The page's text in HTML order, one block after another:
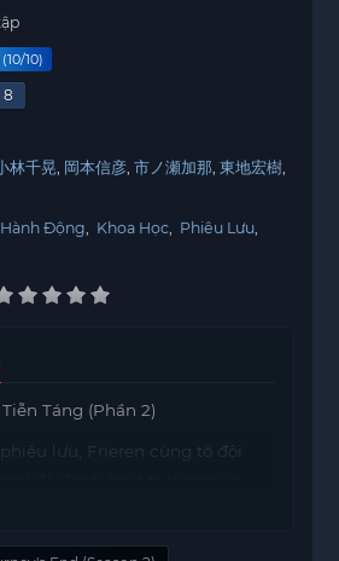
10)
8
林千晃 岡本信彦 市ノ瀬加那 東地宏樹
Hành Động Khoa Học Phiêu Lưu
Táng (Phần 2)
lưu, Frieren cùng tổ đội
cho thế giới. Thế nhưng, cô,